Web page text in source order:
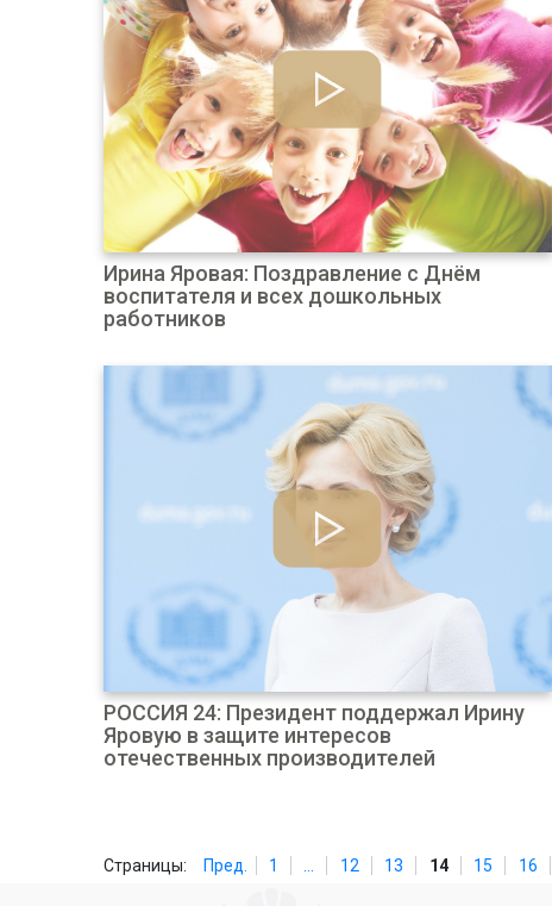
Ирина Яровая: Поздравление с Днём
воспитателя и всех дошкольных
работников
РОССИЯ 24: Президент поддержал Ирину
Яровую в защите интересов
отечественных производителей
Страницы: Пред. 1 12 13 14 15 16